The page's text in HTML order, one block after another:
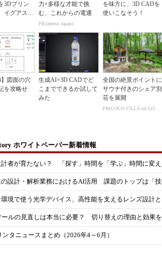
3Dプリン
イグアスが
力×多様な才能で挑
む、これからの電通
PR(dentsu Japan)
を味方に、3D CADを
使いこなそう！
】図面の穴
を攻略せ
生成AI×3D CADでど
こまでできるか試して
みた
全国の絶景ポイントに
サウナ付きのシェア別
荘を展開
PR(COCO VILLA on GOETHE)
ホワイトペーパー新着情報
者が育たない？ 「探す」時間を「学ぶ」時間に変
設計・解析業務におけるAI活用 課題のトップは「技
境で使う光学デバイス、高性能を支えるレンズ設計と
ールの見直しは本当に必要？ 切り替えの理由と効果
ンタニュースまとめ（2026年4～6月）